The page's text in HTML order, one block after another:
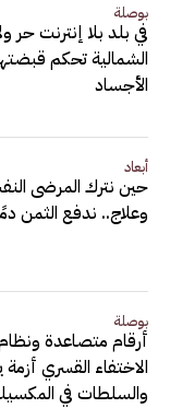
بوصلة
في بلد بلا إنترنت حر
الشمالية تحكم
الأجساد
أبعاد
حين نترك المرضى
وعلاج.. ندفع الثمن
بوصلة
أرقام متصاعدة
الاختفاء القسري أزمة
والسلطات في